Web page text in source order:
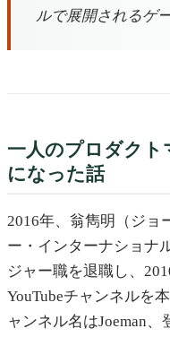
ルで展開されるゲ
一人のプロダクト
になった話
2016年、翁雋明（ジョ
ー・インターナショナ
ジャー職を退職し、
YouTubeチャンネルを
ャンネル名はJoeman